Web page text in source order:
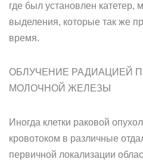
где был установлен катетер,
выделения, которые так же
время.
ОБЛУЧЕНИЕ РАДИАЦИЕЙ
МОЛОЧНОЙ ЖЕЛЕЗЫ
Иногда клетки раковой
кровотоком в различные
первичной локализации